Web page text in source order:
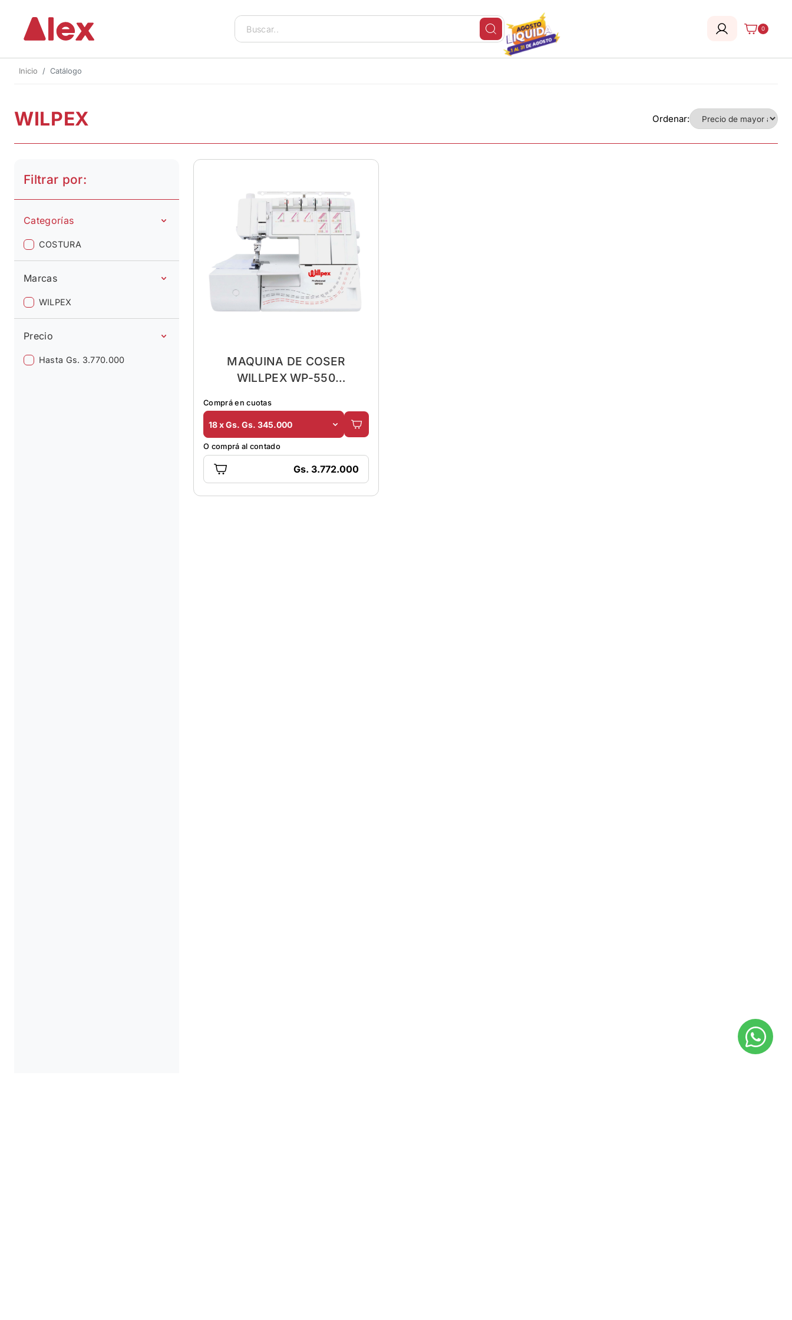
0
Inicio Catálogo
WILPEX Ordenar:
Filtrar por:
Categorías
COSTURA
Marcas
WILPEX
Precio
Hasta Gs. 3.770.000
MAQUINA DE COSER
WILLPEX WP-550
Comprá en cuotas
18 x Gs. Gs. 345.000
O comprá al contado
Gs. 3.772.000